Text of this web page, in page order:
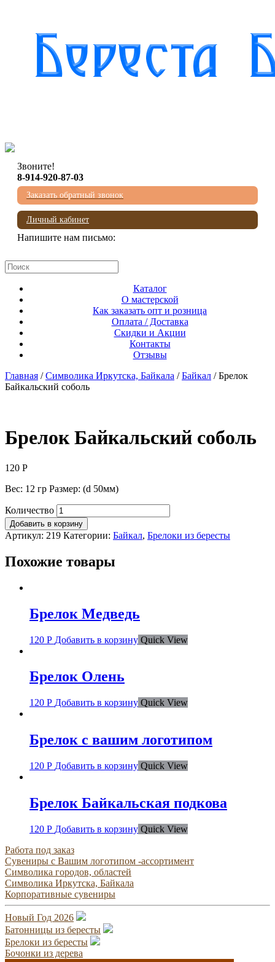
Звоните!
8-914-920-87-03
Заказать обратный звонок
Личный кабинет
Напишите нам письмо:
Каталог
О мастерской
Как заказать опт и розница
Оплата / Доставка
Скидки и Акции
Контакты
Отзывы
Главная /Символика Иркутска, Байкала /Байкал / Брелок
Байкальский соболь
Брелок Байкальский соболь
120 Р
Вес: 12 гр Размер: (d 50мм)
Количество
Добавить в корзину
Артикул: 219 Категории: Байкал, Брелоки из бересты
Похожие товары
Брелок Медведь
120 Р Добавить в корзину Quick View
Брелок Олень
120 Р Добавить в корзину Quick View
Брелок с вашим логотипом
120 Р Добавить в корзину Quick View
Брелок Байкальская подкова
120 Р Добавить в корзину Quick View
Работа под заказ
Сувениры с Вашим логотипом -ассортимент
Символика городов, областей
Символика Иркутска, Байкала
Корпоративные сувениры
Новый Год 2026
Батонницы из бересты
Брелоки из бересты
Бочонки из дерева